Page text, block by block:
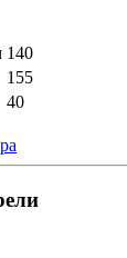
140
155
40